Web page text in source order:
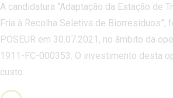
Média
Biblioteca
Contactos
A candidatura “Adaptação da Estação de
Fria à Recolha Seletiva de Biorresíduos”,
POSEUR em 30.07.2021, no âmbito da
1911-FC-000353. O investimento desta
custo…